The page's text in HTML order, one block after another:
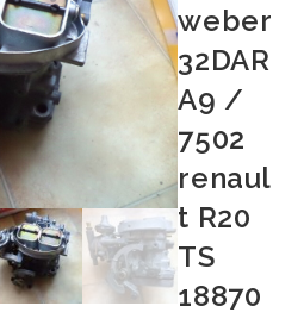
weber
32DAR
A9 /
7502
renaul
t R20
TS
18870